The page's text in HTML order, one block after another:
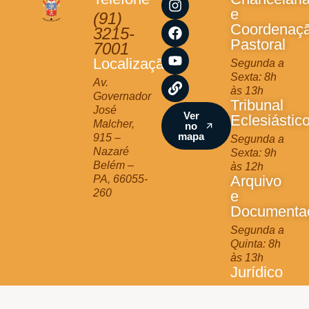
(91)
3215-
7001
Localização
Av.
Governador
José
Malcher,
915 –
Nazaré
Belém –
PA, 66055-
260
n
s
t
a
g
r
a
m
a
c
e
b
o
o
k
o
u
t
u
b
e
i
n
k
Ver
no
mapa
e
Pastoral
Segunda a
Sexta: 8h
às 13h
Tribunal
Segunda a
Sexta: 9h
às 12h
Arquivo
e
Segunda a
Quinta: 8h
às 13h
Jurídico